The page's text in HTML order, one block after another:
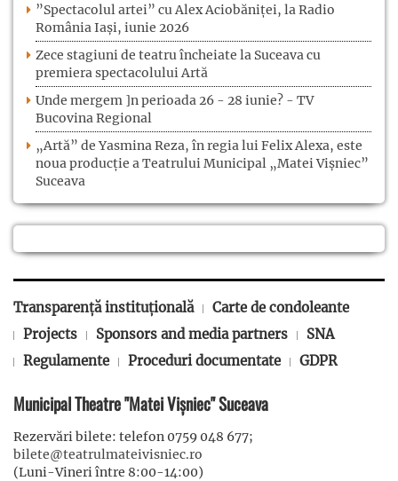
”Spectacolul artei” cu Alex Aciobăniței, la Radio
România Iași, iunie 2026
Zece stagiuni de teatru încheiate la Suceava cu
premiera spectacolului Artă
Unde mergem ]n perioada 26 - 28 iunie? - TV
Bucovina Regional
„Artă” de Yasmina Reza, în regia lui Felix Alexa, este
noua producție a Teatrului Municipal „Matei Vișniec”
Suceava
Transparență instituțională
Carte de condoleante
Projects
Sponsors and media partners
SNA
Regulamente
Proceduri documentate GDPR
Municipal Theatre "Matei Vișniec" Suceava
Rezervări bilete: telefon 0759 048 677;
bilete@teatrulmateivisniec.ro
(Luni-Vineri între 8:00-14:00)